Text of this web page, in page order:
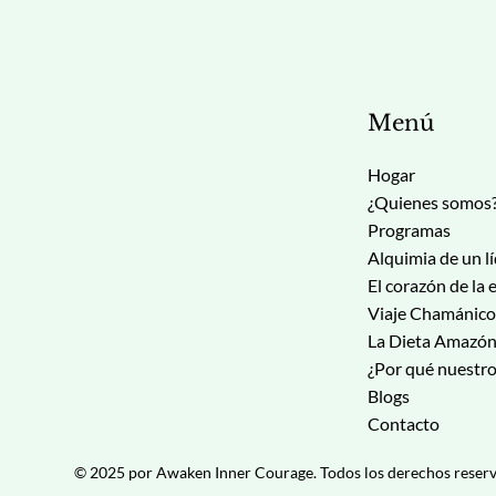
Menú
Hogar
¿Quienes
Programas
Alquimia de un
Viaje
La Dieta
¿Por qué
Blogs
Contacto
© 2025 por Awaken Inner Courage. Todos los derechos